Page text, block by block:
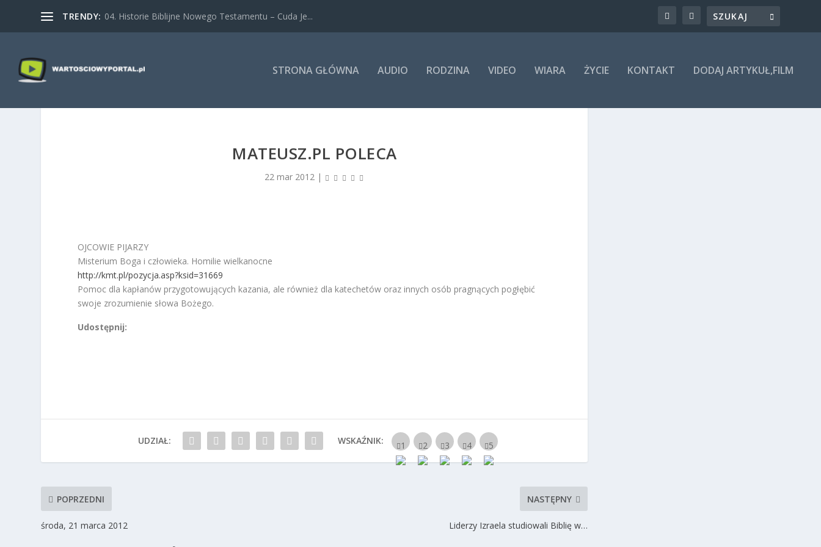
TRENDY: 04. Historie Biblijne Nowego Testamentu – Cuda Je...
STRONA GŁÓWNA AUDIO RODZINA VIDEO WIARA ŻYCIE KONTAKT DODAJ ARTYKUŁ,FILM
MATEUSZ.PL POLECA
22 mar 2012|
OJCOWIE PIJARZY
Misterium Boga i człowieka. Homilie wielkanocne
http://kmt.pl/pozycja.asp?ksid=31669
Pomoc dla kapłanów przygotowujących kazania, ale również dla katechetów oraz innych osób pragnących pogłębić
swoje zrozumienie słowa Bożego.
Udostępnij:
UDZIAŁ: WSKAŹNIK:
POPRZEDNI
środa, 21 marca 2012
NASTĘPNY
Liderzy Izraela studiowali Biblię w…